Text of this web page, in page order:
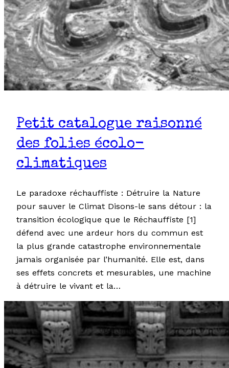
Petit catalogue raisonné
des folies écolo-
climatiques
Le paradoxe réchauffiste : Détruire la Nature
pour sauver le Climat Disons-le sans détour : la
transition écologique que le Réchauffiste [1]
défend avec une ardeur hors du commun est
la plus grande catastrophe environnementale
jamais organisée par l’humanité. Elle est, dans
ses effets concrets et mesurables, une machine
à détruire le vivant et la…